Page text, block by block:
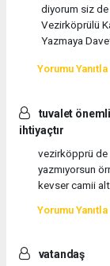
diyorum siz
Vezirköprülü
Yazmaya
Yorumu Yanıtla
tuvalet
ihtiyaçtır
vezirköpprü de
yazmıyorsun
kevser camii
Yorumu Yanıtla
vatandaş